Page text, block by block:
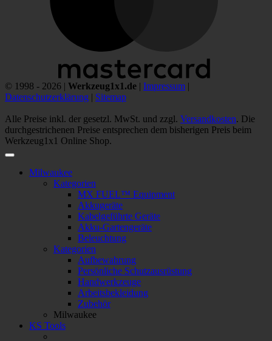
© 1998 - 2026 | Werkzeug1x1.de | Impressum |
Datenschutzerklärung | Sitemap
Alle Preise inkl. der gesetzl. MwSt. und zzgl. Versandkosten. Die
durchgestrichenen Preise entsprechen dem bisherigen Preis beim
Werkzeug1x1 Online Shop.
Milwaukee
Kategorien
MX FUEL™ Equipment
Akkugeräte
Kabelgeführte Geräte
Akku-Gartengeräte
Beleuchtung
Kategorien
Aufbewahrung
Persönliche Schutzausrüstung
Handwerkzeuge
Arbeitsbekleidung
Zubehör
Milwaukee
KS Tools